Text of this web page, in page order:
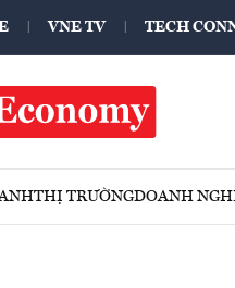
VNE TV TECH
THỊ TRƯỜNGDOANH